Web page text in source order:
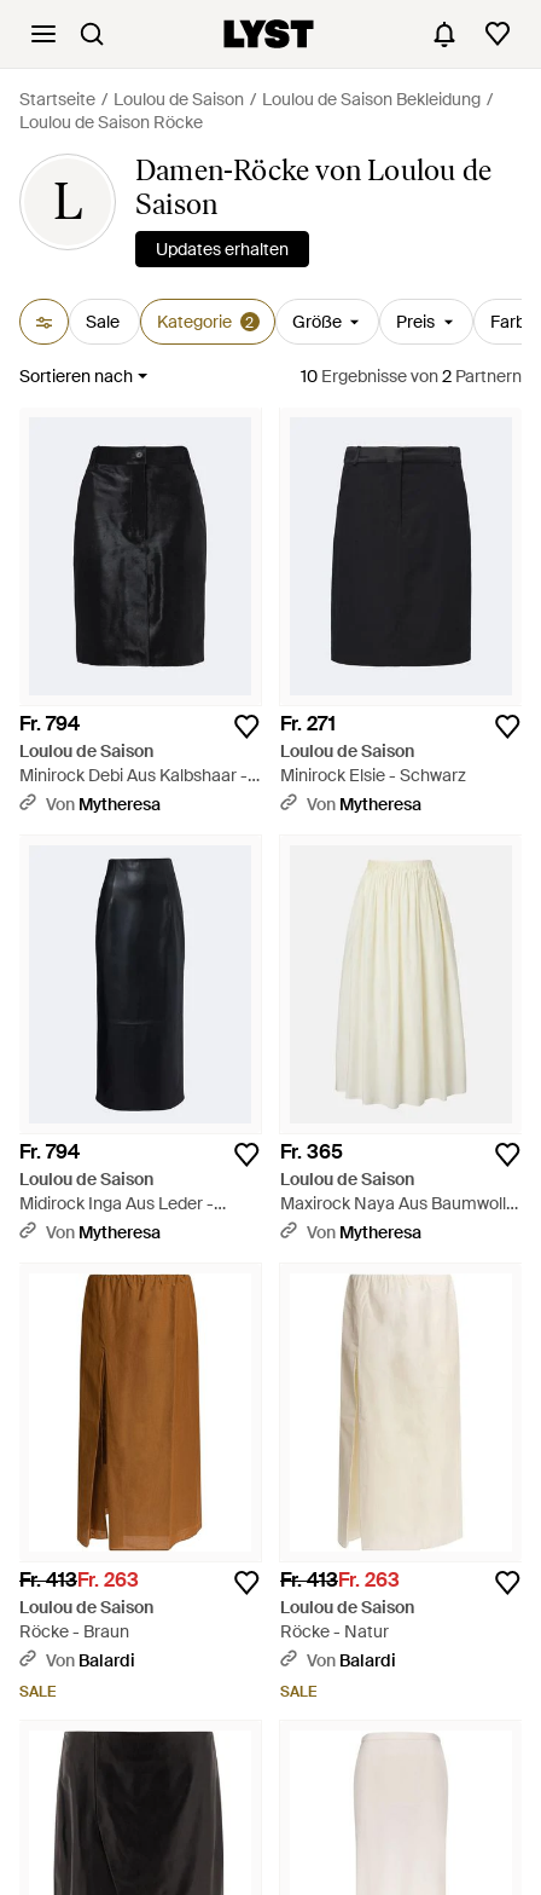
Startseite Loulou de Saison
Loulou de Saison Bekleidung
Loulou de Saison Röcke
L
Damen-Röcke von Loulou de
Saison
Updates erhalten
Sale Kategorie 2 Größe Preis Farbe
Sortieren nach 10 Ergebnissevon2 Partnern
Fr. 794
Loulou de Saison
Minirock Debi Aus Kalbshaar -
Schwarz
Von Mytheresa
Fr. 271
Loulou de Saison
Minirock Elsie - Schwarz
Von Mytheresa
Fr. 794
Loulou de Saison
Midirock Inga Aus Leder -
Schwarz
Von Mytheresa
Fr. 365
Loulou de Saison
Maxirock Naya Aus Baumwolle
Und Seide - Weiß
Von Mytheresa
Fr. 413Fr. 263
Loulou de Saison
Röcke - Braun
Von Balardi
SALE
Fr. 413Fr. 263
Loulou de Saison
Röcke - Natur
Von Balardi
SALE